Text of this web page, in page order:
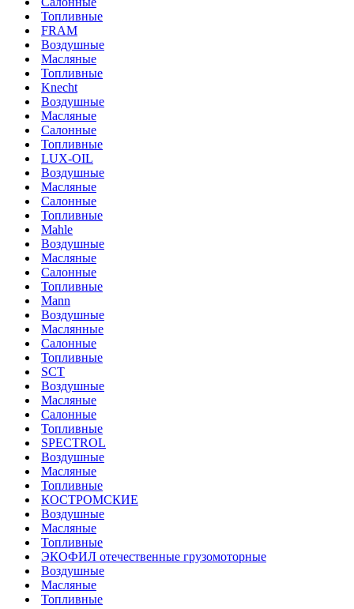
Топливные
FRAM
Воздушные
Масляные
Топливные
Knecht
Воздушные
Масляные
Салонные
Топливные
LUX-OIL
Воздушные
Масляные
Салонные
Топливные
Mahle
Воздушные
Масляные
Салонные
Топливные
Mann
Воздушные
Маслянные
Салонные
Топливные
SCT
Воздушные
Масляные
Салонные
Топливные
SPECTROL
Воздушные
Масляные
Топливные
КОСТРОМСКИЕ
Воздушные
Масляные
Топливные
ЭКОФИЛ отечественные грузомоторные
Воздушные
Масляные
Топливные